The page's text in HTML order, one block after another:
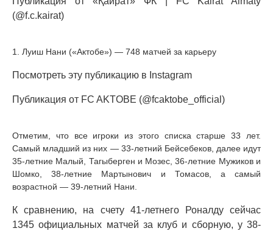
(@f.c.kairat)
1. Луиш Нани («Актобе») — 748 матчей за карьеру
Посмотреть эту публикацию в Instagram
Публикация от FC AKTOBE (@fcaktobe_official)
Отметим, что все игроки из этого списка старше 33 лет.
Самый младший из них — 33-летний Бейсебеков, далее идут
35-летние Малый, Тагыберген и Мозес, 36-летние Мужиков и
Шомко, 38-летние Мартынович и Томасов, а самый
возрастной — 39-летний Нани.
К сравнению, на счету 41-летнего Роналду сейчас
1345 официальных матчей за клуб и сборную, у 38-